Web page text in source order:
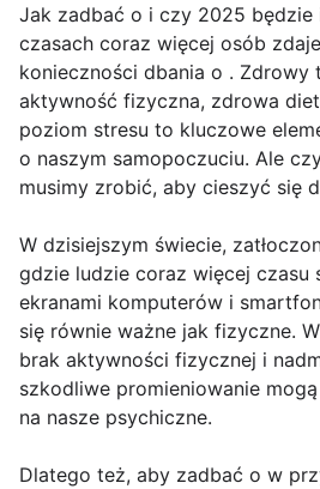
Jak zadbać o i czy 2025 będzie
czasach coraz więcej osób
konieczności dbania o . Zdrowy
aktywność fizyczna, zdrowa
poziom stresu to kluczowe
o naszym samopoczuciu. Ale
musimy zrobić, aby cieszyć się
W dzisiejszym świecie,
gdzie ludzie coraz więcej czasu
ekranami komputerów i
się równie ważne jak fizyczne.
brak aktywności fizycznej i
szkodliwe promieniowanie
na nasze psychiczne.
Dlatego też, aby zadbać o w